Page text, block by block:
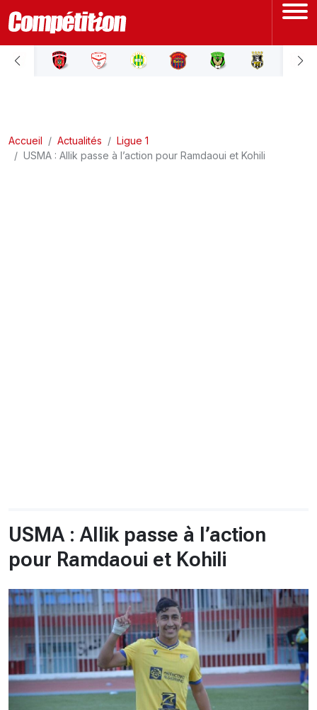
ACCUEIL
LIGUE 2
Accueil Actualités
Ligue 1
USMA : Allik passe à l’action pour Ramdaoui et Kohili
USMA : Allik passe à l’action
pour Ramdaoui et Kohili